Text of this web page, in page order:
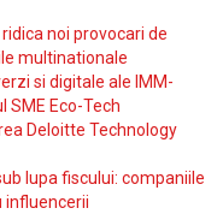
noi provocari de
multinationale
si digitale ale IMM-
SME Eco-Tech
Deloitte Technology
lupa fiscului: companiile
influencerii